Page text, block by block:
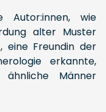
Autor:innen, wie
alter Muster
eine Freundin der
erkannte,
Männer